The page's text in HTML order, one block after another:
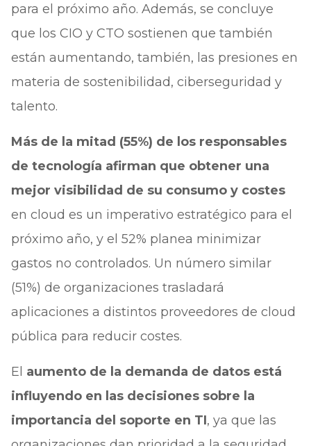
para el próximo año. Además, se concluye
que los CIO y CTO sostienen que también
están aumentando, también, las presiones en
materia de sostenibilidad, ciberseguridad y
talento.
Más de la mitad (55%) de los responsables
de tecnología afirman que obtener una
mejor visibilidad de su consumo y costes
en cloud es un imperativo estratégico para el
próximo año, y el 52% planea minimizar
gastos no controlados. Un número similar
(51%) de organizaciones trasladará
aplicaciones a distintos proveedores de cloud
pública para reducir costes.
El aumento de la demanda de datos está
influyendo en las decisiones sobre la
importancia del soporte en TI, ya que las